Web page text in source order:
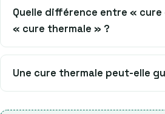
Quelle différence entre «
« cure thermale » ?
Une cure thermale peut-elle